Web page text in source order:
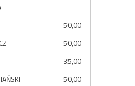
50,00
50,00
35,00
50,00